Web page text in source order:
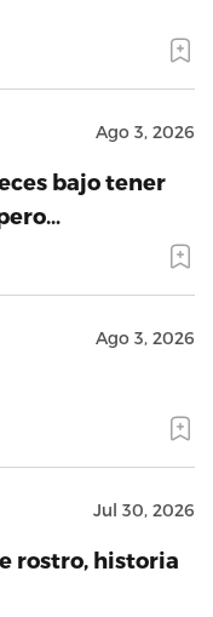
Ago 3, 2026
bajo tener
Ago 3, 2026
Jul 30, 2026
rostro, historia